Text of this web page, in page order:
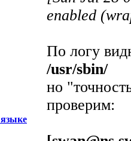
enabled
По логу
/usr/sbin/
но
проверим: